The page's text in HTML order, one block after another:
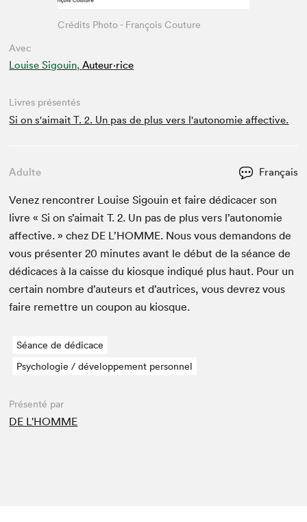
Avec
Louise Sigouin, Auteur·rice
Crédits Photo - François Couture
Livres présentés
Si on s'aimait T. 2. Un pas de plus vers l'autonomie affective.
Adulte Français
Venez ren­con­tr­er Louise Sigouin et faire dédi­cac­er son
livre « Si on s’aimait T.2. Un pas de plus vers l’au­tonomie
affec­tive. » chez DE L’HOMME. Nous vous deman­dons de
vous présen­ter20 min­utes avant le début de la séance de
dédi­caces à la caisse du kiosque indiqué plus haut. Pour un
cer­tain nom­bre d’auteurs et d’autrices, vous devrez vous
faire remet­tre un coupon au kiosque.
Séance de dédicace
Psychologie / développement personnel
Présenté par
DE L'HOMME